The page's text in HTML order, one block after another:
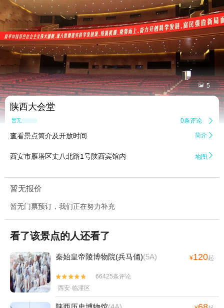
 5
陕西大会堂
暂无点评 0条评论 
查看景点简介及开放时间 简介 
西安市雁塔区丈八北路1号陕西宾馆内 地图 
暂无报价
暂无门票预订，我们正在努力补充
看了该景点的人还看了
秦始皇帝陵博物院(兵马俑)(5A) ¥120起


66425条评论
西安·临潼区
